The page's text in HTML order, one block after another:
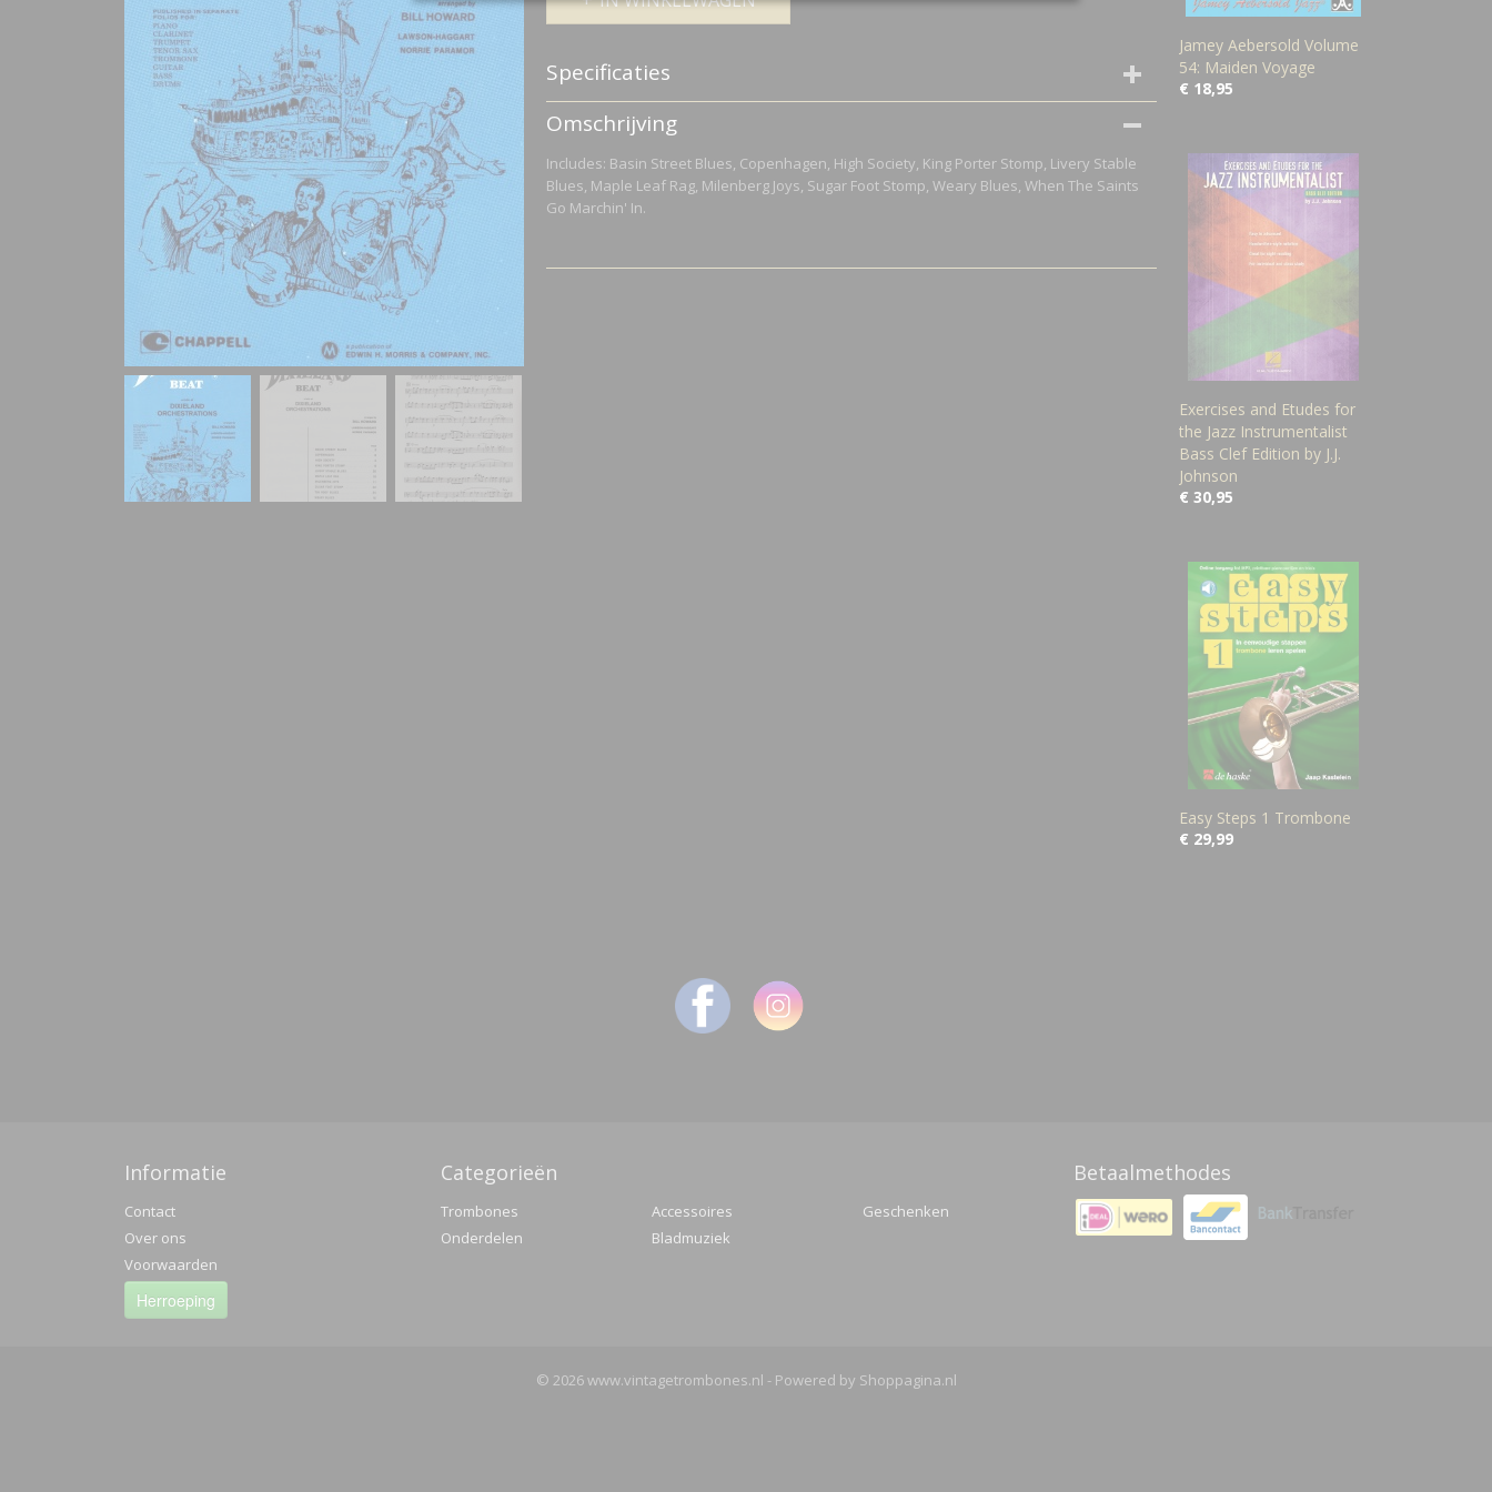
Specificaties
Netto gewicht
Bruto gewicht
Omschrijving
Includes: Basin Street Blues, Copenhagen, High Society, King Porter Stomp, Livery Stable
Blues, Maple Leaf Rag, Milenberg Joys, Sugar Foot Stomp, Weary Blues, When The Saints
Go Marchin' In.
Jamey Aebersold Volume
54: Maiden Voyage
€ 18,95
Exercises and Etudes for
the Jazz Instrumentalist
Bass Clef Edition by J.J.
Johnson
€ 30,95
Easy Steps 1 Trombone
€ 29,99
Informatie
Contact
Over ons
Voorwaarden
Herroeping
Categorieën
Trombones
Onderdelen
Accessoires
Bladmuziek
Geschenken
Betaalmethodes
© 2026 www.vintagetrombones.nl - Powered by Shoppagina.nl